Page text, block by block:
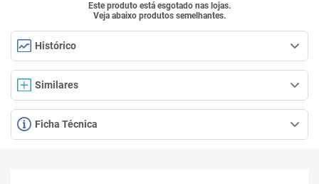
Este produto está esgotado nas lojas.
Veja abaixo produtos semelhantes.
Histórico
Similares
Ficha Técnica